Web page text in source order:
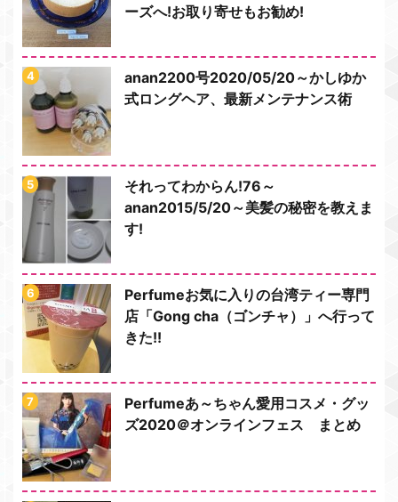
ーズへ!お取り寄せもお勧め!
anan2200号2020/05/20～かしゆか
式ロングヘア、最新メンテナンス術
それってわからん!76～
anan2015/5/20～美髪の秘密を教えま
す!
Perfumeお気に入りの台湾ティー専門
店「Gong cha（ゴンチャ）」へ行って
きた!!
Perfumeあ～ちゃん愛用コスメ・グッ
ズ2020＠オンラインフェス まとめ